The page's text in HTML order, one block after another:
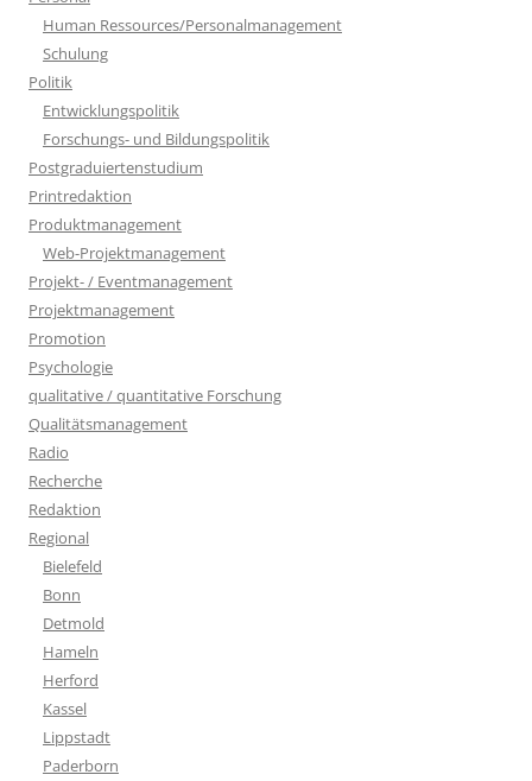
Human Ressources/Personalmanagement
Schulung
Politik
Entwicklungspolitik
Forschungs- und Bildungspolitik
Postgraduiertenstudium
Printredaktion
Produktmanagement
Web-Projektmanagement
Projekt- / Eventmanagement
Projektmanagement
Promotion
Psychologie
qualitative / quantitative Forschung
Qualitätsmanagement
Radio
Recherche
Redaktion
Regional
Bielefeld
Bonn
Detmold
Hameln
Herford
Kassel
Lippstadt
Paderborn